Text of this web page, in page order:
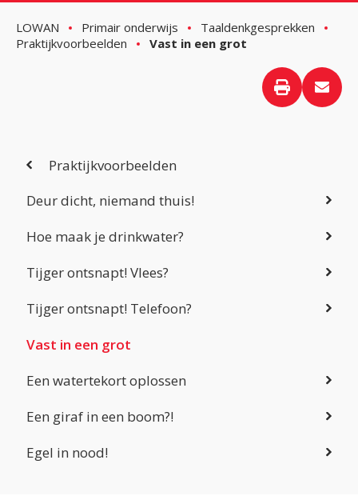
LOWAN Primair onderwijs
Taaldenkgesprekken
Praktijkvoorbeelden
Vast in een grot
Praktijkvoorbeelden
Deur dicht, niemand thuis!
Hoe maak je drinkwater?
Tijger ontsnapt! Vlees?
Tijger ontsnapt! Telefoon?
Vast in een grot
Een watertekort oplossen
Een giraf in een boom?!
Egel in nood!